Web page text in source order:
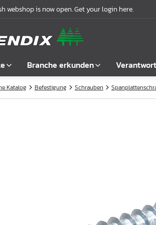
webshop is now open. Get your login here.
Branche erkunden
Katalog Befestigung Schrauben